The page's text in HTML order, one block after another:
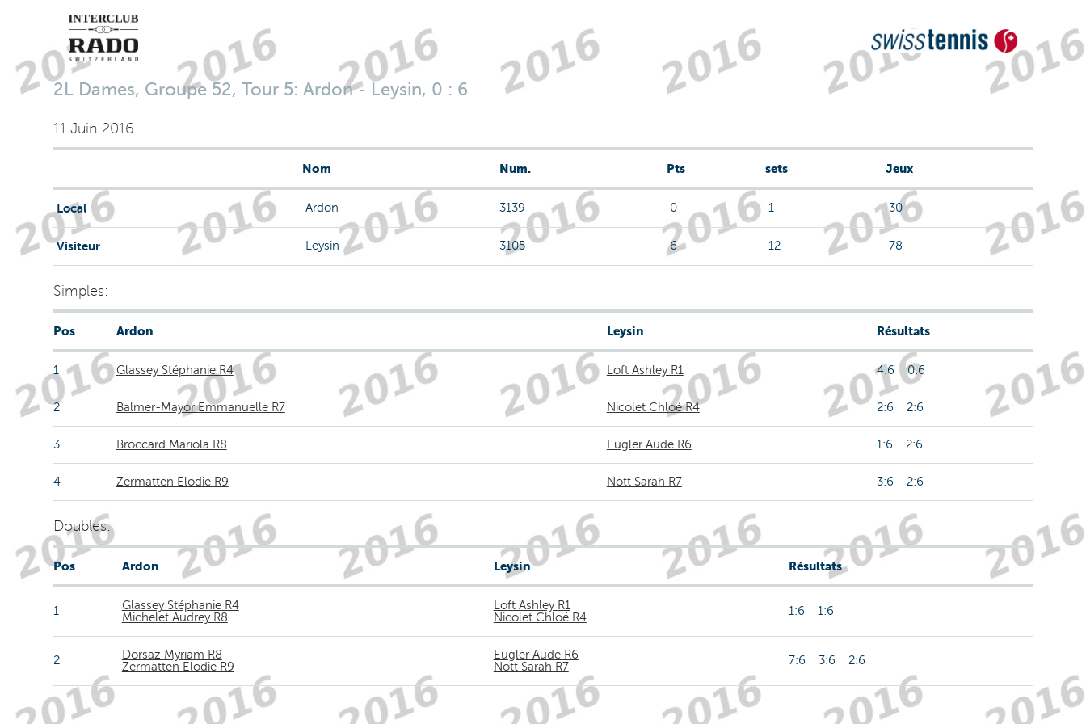
2L Dames, Groupe 52, Tour 5: Ardon - Leysin, 0 : 6
11 Juin 2016
Nom Num. Pts sets Jeux
Local Ardon 3139 0 1 30
Visiteur Leysin 3105 6 12 78
Simples:
Pos Ardon Leysin Résultats
1 Glassey Stéphanie R4 Loft Ashley R1 4:6 0:6
2 Balmer-Mayor Emmanuelle R7 Nicolet Chloé R4 2:6 2:6
3 Broccard Mariola R8 Eugler Aude R6 1:6 2:6
4 Zermatten Elodie R9 Nott Sarah R7 3:6 2:6
Doubles:
Pos Ardon Leysin Résultats
1
Glassey Stéphanie R4
Michelet Audrey R8
Loft Ashley R1
Nicolet Chloé R4
1:6 1:6
2
Dorsaz Myriam R8
Zermatten Elodie R9
Eugler Aude R6
Nott Sarah R7
7:6 3:6 2:6